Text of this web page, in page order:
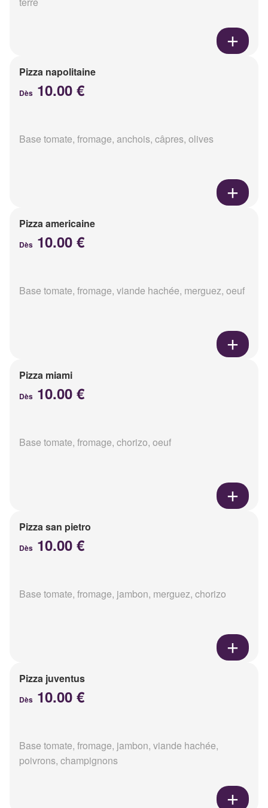
Pizza napolitaine
Dès 10.00 €
Base tomate, fromage, anchois, câpres, olives
Pizza americaine
Dès 10.00 €
Base tomate, fromage, viande hachée, merguez, oeuf
Pizza miami
Dès 10.00 €
Base tomate, fromage, chorizo, oeuf
Pizza san pietro
Dès 10.00 €
Base tomate, fromage, jambon, merguez, chorizo
Pizza juventus
Dès 10.00 €
Base tomate, fromage, jambon, viande hachée,
poivrons, champignons